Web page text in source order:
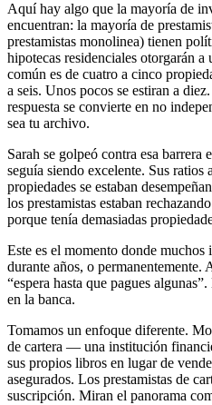
Aquí hay algo que la mayoría de
encuentran: la mayoría de
prestamistas monolinea) tienen
hipotecas residenciales otorgarán
común es de cuatro a cinco
a seis. Unos pocos se estiran a
respuesta se convierte en no
sea tu archivo.
Sarah se golpeó contra esa
seguía siendo excelente. Sus ratios
propiedades se estaban
los prestamistas estaban
porque tenía demasiadas
Este es el momento donde muchos
durante años, o permanentemente.
“espera hasta que pagues
en la banca.
Tomamos un enfoque diferente.
de cartera — una institución
sus propios libros en lugar de
asegurados. Los prestamistas de
suscripción. Miran el panorama